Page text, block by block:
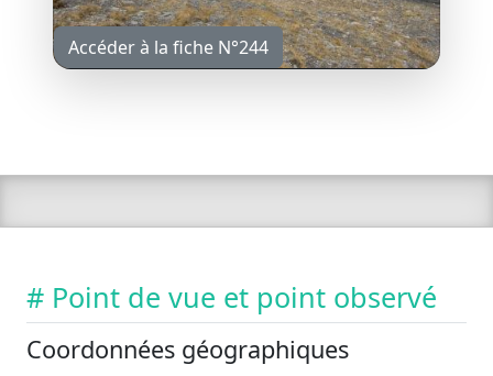
Accéder à la fiche N°244
# Point de vue et point observé
Coordonnées géographiques